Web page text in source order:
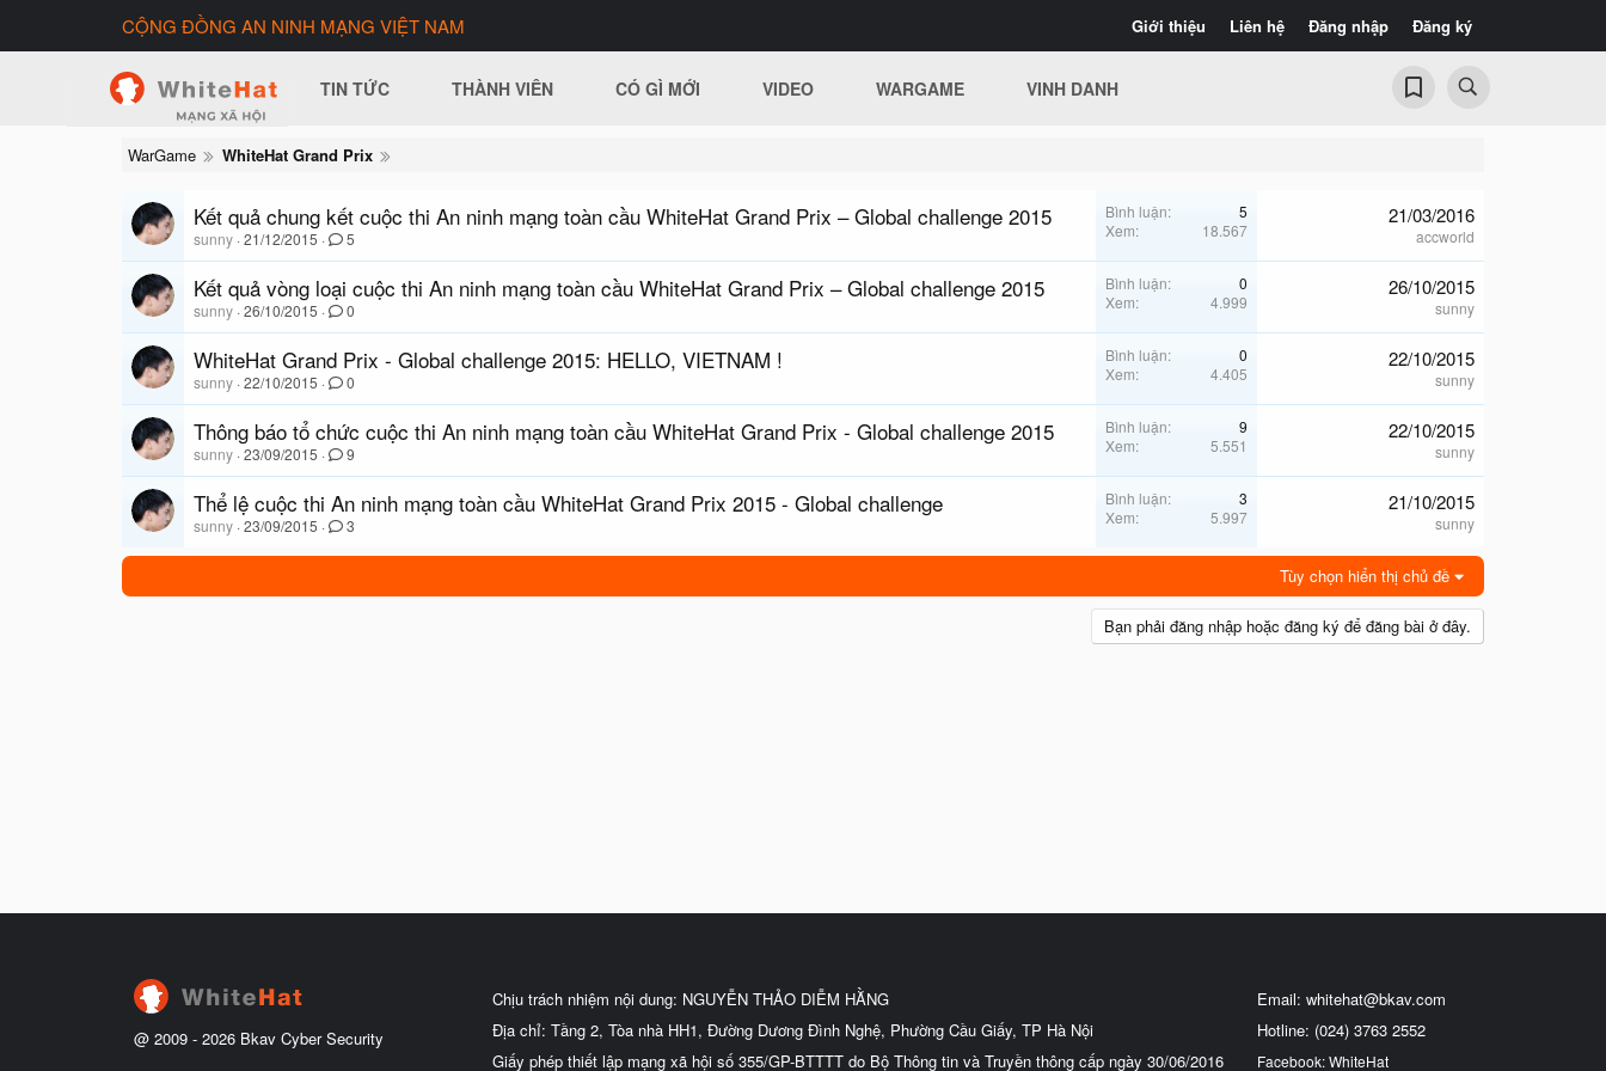
Giới thiệu Liên hệ Đăng nhập Đăng ký
CỘNG ĐỒNG AN NINH MẠNG VIỆT NAM
TIN TỨC THÀNH VIÊN CÓ GÌ MỚI VIDEO WARGAME VINH DANH
WarGame WhiteHat Grand Prix
Kết quả chung kết cuộc thi An ninh mạng toàn cầu WhiteHat Grand Prix – Global challenge 2015
sunny 21/12/2015 5
Bình luận
5
Xem
18.567
21/03/2016
accworld
Kết quả vòng loại cuộc thi An ninh mạng toàn cầu WhiteHat Grand Prix – Global challenge 2015
sunny 26/10/2015 0
Bình luận
0
Xem
4.999
26/10/2015
sunny
WhiteHat Grand Prix - Global challenge 2015: HELLO, VIETNAM !
sunny 22/10/2015 0
Bình luận
0
Xem
4.405
22/10/2015
sunny
Thông báo tổ chức cuộc thi An ninh mạng toàn cầu WhiteHat Grand Prix - Global challenge 2015
sunny 23/09/2015 9
Bình luận
9
Xem
5.551
22/10/2015
sunny
Thể lệ cuộc thi An ninh mạng toàn cầu WhiteHat Grand Prix 2015 - Global challenge
sunny 23/09/2015 3
Bình luận
3
Xem
5.997
21/10/2015
sunny
Tùy chọn hiển thị chủ đề
Bạn phải đăng nhập hoặc đăng ký để đăng bài ở đây.
@ 2009 - 2026 Bkav Cyber Security
Chịu trách nhiệm nội dung: NGUYỄN THẢO DIỄM HẰNG
Địa chỉ: Tầng 2, Tòa nhà HH1, Đường Dương Đình Nghệ, Phường Cầu Giấy, TP Hà Nội
Giấy phép thiết lập mạng xã hội số 355/GP-BTTTT do Bộ Thông tin và Truyền thông cấp ngày 30/06/2016
Email: whitehat@bkav.com
Hotline: (024) 3763 2552
Facebook: WhiteHat